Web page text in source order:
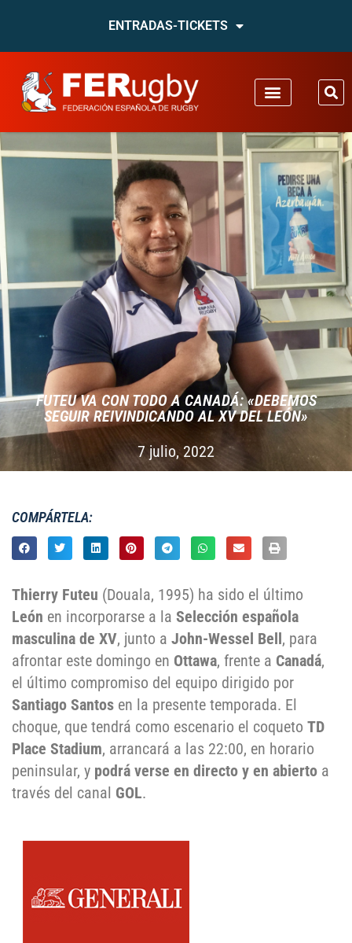
ENTRADAS-TICKETS
FUTEU VA CON TODO A CANADÁ: «DEBEMOS
SEGUIR REIVINDICANDO AL XV DEL LEÓN»
7 julio, 2022
COMPÁRTELA:
Thierry Futeu (Douala, 1995) ha sido el último
León en incorporarse a la Selección española
masculina de XV, junto a John-Wessel Bell, para
afrontar este domingo en Ottawa, frente a Canadá,
el último compromiso del equipo dirigido por
Santiago Santos en la presente temporada. El
choque, que tendrá como escenario el coqueto TD
Place Stadium, arrancará a las 22:00, en horario
peninsular, y podrá verse en directo y en abierto a
través del canal GOL.